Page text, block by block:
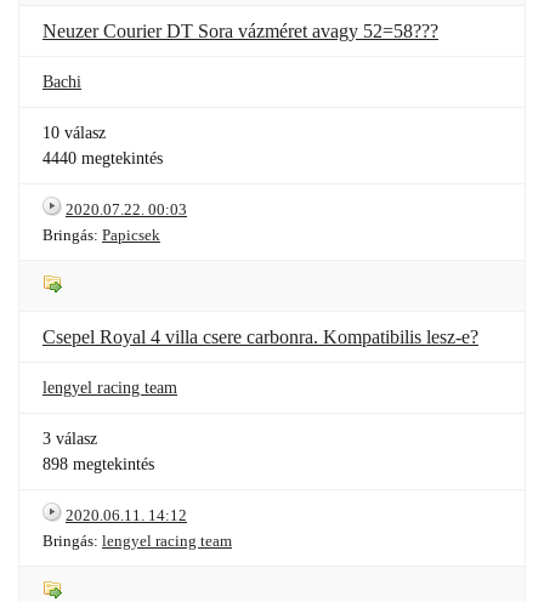
Neuzer Courier DT Sora vázméret avagy 52=58???
Bachi
10 válasz
4440 megtekintés
2020.07.22. 00:03
Bringás: Papicsek
Csepel Royal 4 villa csere carbonra. Kompatibilis lesz-e?
lengyel racing team
3 válasz
898 megtekintés
2020.06.11. 14:12
Bringás: lengyel racing team